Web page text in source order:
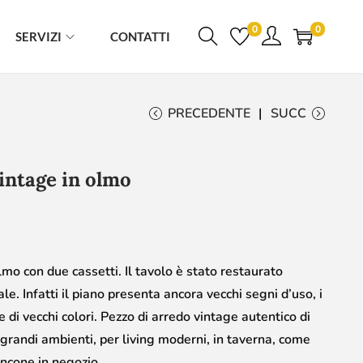
SERVIZI CONTATTI 0 0
PRECEDENTE SUCC
in olmo
con due cassetti. Il tavolo è stato restaurato
Infatti il piano presenta ancora vecchi segni d’uso, i
di vecchi colori. Pezzo di arredo vintage autentico di
ambienti, per living moderni, in taverna, come